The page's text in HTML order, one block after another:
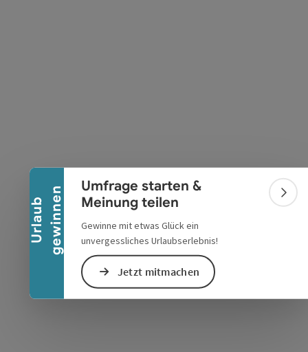
U
r
l
a
u
b
g
e
w
i
n
n
en
Banner einklappen
Umfrage starten &
Meinung teilen
Gewinne mit etwas Glück ein
unvergessliches Urlaubserlebnis!
Jetzt mitmachen
öffnenöffnen